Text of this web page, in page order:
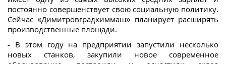
постоянно совершенствует свою социальную политику.
Сейчас «Димитровградхиммаш» планирует расширять
производственные площади.
- В этом году на предприятии запустили несколько
новых станков, закупили новое современное